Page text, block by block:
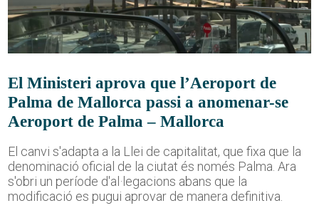
El Ministeri aprova que l’Aeroport de
Palma de Mallorca passi a anomenar-se
Aeroport de Palma – Mallorca
El canvi s'adapta a la Llei de capitalitat, que fixa que la
denominació oficial de la ciutat és només Palma. Ara
s'obri un període d'al·legacions abans que la
modificació es pugui aprovar de manera definitiva.